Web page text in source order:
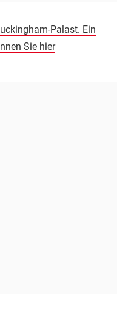
Palast. Ein
Sie hier